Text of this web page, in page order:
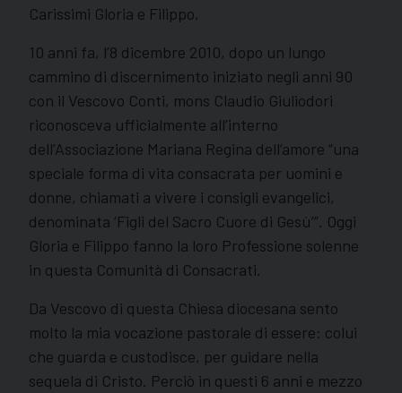
Carissimi Gloria e Filippo,
10 anni fa, l’8 dicembre 2010, dopo un lungo
cammino di discernimento iniziato negli anni 90
con il Vescovo Conti, mons Claudio Giuliodori
riconosceva ufficialmente all’interno
dell’Associazione Mariana Regina dell’amore “una
speciale forma di vita consacrata per uomini e
donne, chiamati a vivere i consigli evangelici,
denominata ‘Figli del Sacro Cuore di Gesù’”. Oggi
Gloria e Filippo fanno la loro Professione solenne
in questa Comunità di Consacrati.
Da Vescovo di questa Chiesa diocesana sento
molto la mia vocazione pastorale di essere: colui
che guarda e custodisce, per guidare nella
sequela di Cristo. Perciò in questi 6 anni e mezzo